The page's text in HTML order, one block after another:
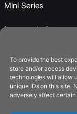
To provide the best
store and/or access
technologies will allow
unique IDs on this site.
adversely affect
Mini Series
Largometrajes
Catálogo
LEGAL